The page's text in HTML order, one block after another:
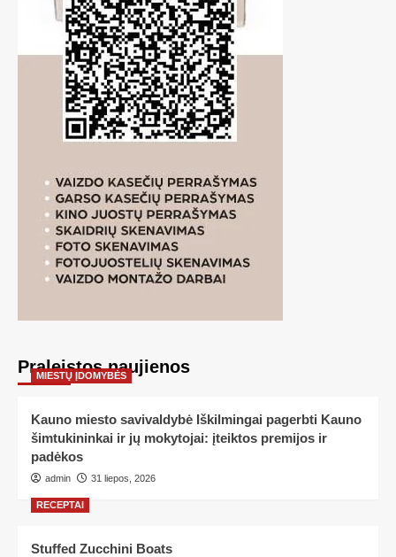
Praleistos naujienos
MIESTŲ ĮDOMYBĖS
Kauno miesto savivaldybė Iškilmingai pagerbti Kauno
šimtukininkai ir jų mokytojai: įteiktos premijos ir
padėkos
admin 31 liepos, 2026
RECEPTAI
Stuffed Zucchini Boats